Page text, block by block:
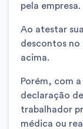
pela empresa.
Ao atestar
descontos no
acima.
Porém, com
declaração
trabalhador
médica ou